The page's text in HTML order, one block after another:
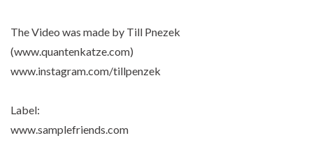
The Video was made by Till Pnezek
(www.quantenkatze.com)
www.instagram.com/tillpenzek
Label:
www.samplefriends.com